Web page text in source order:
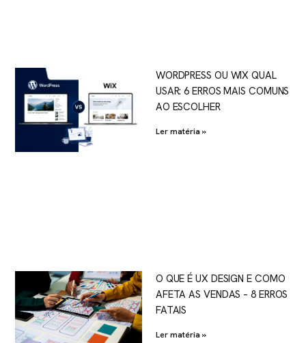
WORDPRESS OU WIX QUAL
USAR: 6 ERROS MAIS COMUNS
AO ESCOLHER
Ler matéria »
O QUE É UX DESIGN E COMO
AFETA AS VENDAS – 8 ERROS
FATAIS
Ler matéria »